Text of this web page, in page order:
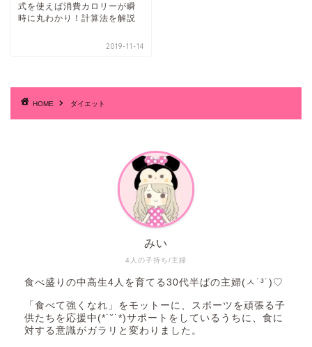
式を使えば消費カロリーが瞬
時に丸わかり！計算法を解説
2019-11-14
HOME ダイエット
4人の子持ち/主婦
みい
食べ盛りの中高生4人を育てる30代半ばの主婦(ㅅ˙³˙)♡
「食べて強くなれ」をモットーに、スポーツを頑張る子
供たちを応援中(*˙˘˙*)サポートをしているうちに、食に
対する意識がガラリと変わりました。